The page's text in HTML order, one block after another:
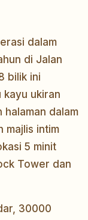
dalam
di Jalan
bilik ini
ukiran
halaman dalam
majlis intim
5 minit
Tower dan
30000